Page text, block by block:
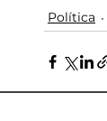
Política